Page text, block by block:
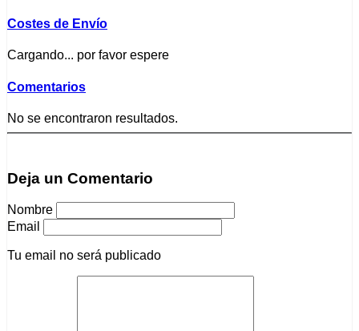
Costes de Envío
Cargando... por favor espere
Comentarios
No se encontraron resultados.
Deja un Comentario
Nombre
Email
Tu email no será publicado